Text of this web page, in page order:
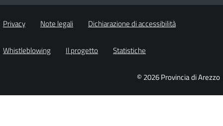
Privacy Note legali Dichiarazione di accessibilità
Whistleblowing Il progetto Statistiche
© 2026 Provincia di Arezzo